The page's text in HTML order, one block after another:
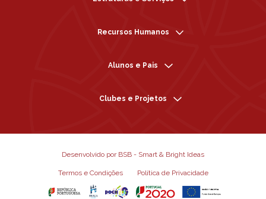
Recursos Humanos
Alunos e Pais
Clubes e Projetos
Desenvolvido por BSB - Smart & Bright Ideas
Termos e Condições Política de Privacidade